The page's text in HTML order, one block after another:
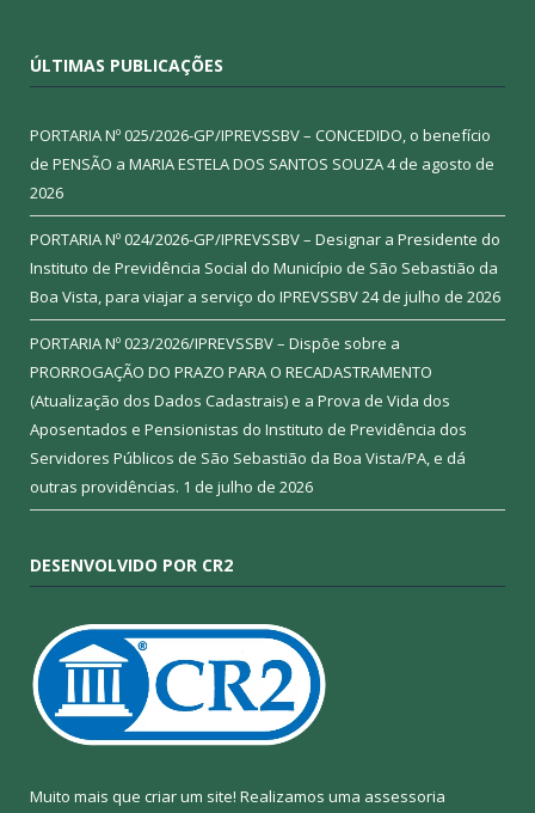
ÚLTIMAS PUBLICAÇÕES
PORTARIA Nº 025/2026-GP/IPREVSSBV – CONCEDIDO, o benefício
de PENSÃO a MARIA ESTELA DOS SANTOS SOUZA4 de agosto de
2026
PORTARIA Nº 024/2026-GP/IPREVSSBV – Designar a Presidente do
Instituto de Previdência Social do Município de São Sebastião da
Boa Vista, para viajar a serviço do IPREVSSBV24 de julho de 2026
PORTARIA Nº 023/2026/IPREVSSBV – Dispõe sobre a
PRORROGAÇÃO DO PRAZO PARA O RECADASTRAMENTO
(Atualização dos Dados Cadastrais) e a Prova de Vida dos
Aposentados e Pensionistas do Instituto de Previdência dos
Servidores Públicos de São Sebastião da Boa Vista/PA, e dá
outras providências. 1 de julho de 2026
DESENVOLVIDO POR CR2
Muito mais que criar um site! Realizamos uma assessoria